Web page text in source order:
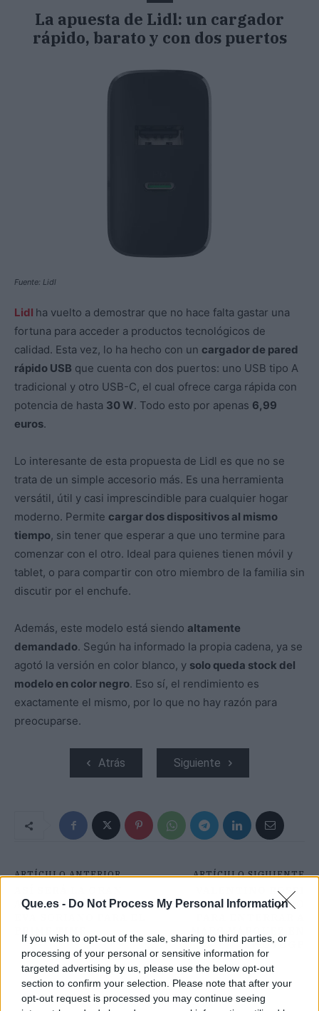
Que.es - Do Not Process My Personal Information
If you wish to opt-out of the sale, sharing to third parties, or
processing of your personal or sensitive information for
targeted advertising by us, please use the below opt-out
section to confirm your selection. Please note that after your
opt-out request is processed you may continue seeing
La apuesta de Lidl: un cargador
rápido, barato y con dos puertos
Fuente: Lidl
Lidl ha vuelto a demostrar que no hace falta gastar una
fortuna para acceder a productos tecnológicos de
calidad. Esta vez, lo ha hecho con un cargador de pared
rápido USB que cuenta con dos puertos: uno USB tipo A
tradicional y otro USB-C, el cual ofrece carga rápida con
potencia de hasta 30 W. Todo esto por apenas 6,99
euros.
Lo interesante de esta propuesta de Lidl es que no se
trata de un simple accesorio más. Es una herramienta
versátil, útil y casi imprescindible para cualquier hogar
moderno. Permite cargar dos dispositivos al mismo
tiempo, sin tener que esperar a que uno termine para
comenzar con el otro. Ideal para quienes tienen móvil y
tablet, o para compartir con otro miembro de la familia sin
discutir por el enchufe.
Además, este modelo está siendo altamente
demandado. Según ha informado la propia cadena, ya se
agotó la versión en color blanco, y solo queda stock del
modelo en color negro. Eso sí, el rendimiento es
exactamente el mismo, por lo que no hay razón para
preocuparse.
Atrás Siguiente
ARTÍCULO ANTERIOR
APUESTA DE RTVE CON
ARTÍCULO SIGUIENTE
VALENTINO ROSSI
DISPUESTO A TODO
MOTOGP